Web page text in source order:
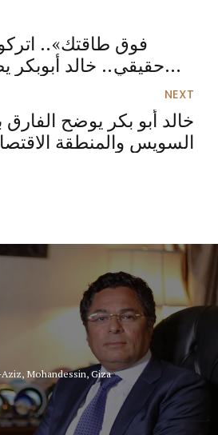
حقيقي.. خالد أبوبكر
NEXT
خالد أبو بكر يوضح الفارق
السويس والمنطقة
Mohandessin, Giza